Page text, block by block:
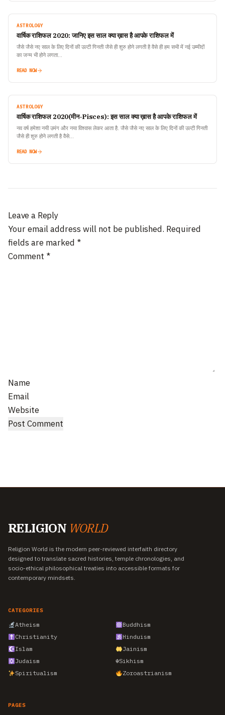
ASTROLOGY
वार्षिक राशिफल 2020: जानिए इस साल क्या ख़ास है आपके राशिफल में
जैसे जैसे नए साल के लिए दिनों की उल्टी गिनती जैसे ही शुरु होने लगती है वैसे ही हम सभी में नई उम्मीदों
का जन्म भी होने लगता…
READ NOW
ASTROLOGY
वार्षिक राशिफल 2020(मीन-Pisces): इस साल क्या ख़ास है आपके राशिफल में
नव वर्ष हमेशा नयी उमंग और नया विश्वास लेकर आता है. जैसे जैसे नए साल के लिए दिनों की उल्टी गिनती
जैसे ही शुरु होने लगती है वैसे…
READ NOW
Leave a Reply
Your email address will not be published. Required
fields are marked *
Comment *
Name
Email
Website
RELIGION WORLD
Religion World is the modern peer-reviewed interfaith directory
designed to translate sacred histories, temple chronologies, and
socio-ethical philosophical treaties into accessible formats for
contemporary mindsets.
CATEGORIES
Atheism
Buddhism
Christianity
Hinduism
Islam
Jainism
Judaism
☬Sikhism
Spiritualism
Zoroastrianism
PAGES